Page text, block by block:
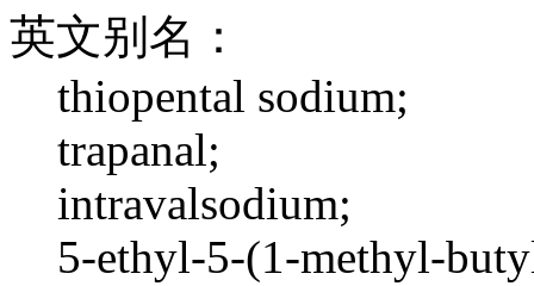
英文别名：
thiopental sodium;
trapanal;
intravalsodium;
5-ethyl-5-(1-methyl-